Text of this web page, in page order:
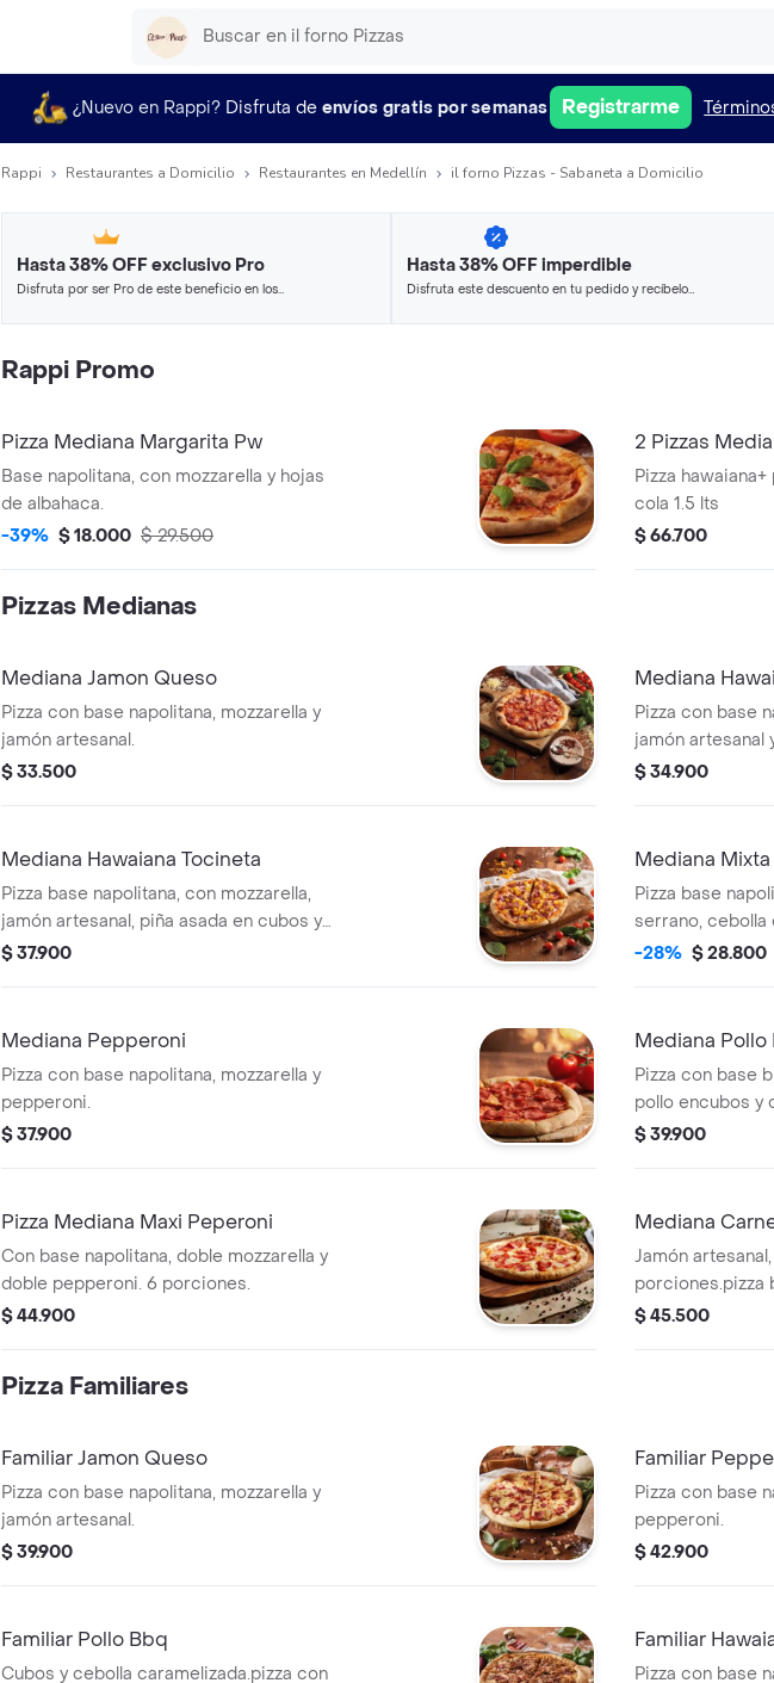
¿Nuevo en Rappi? Disfruta de envíos gratis por semanas Registrarme
Rappi Restaurantes a Domicilio Restaurantes en Medellín il forno Pizzas - Sabaneta a Domicilio
Hasta 38% OFF exclusivo Pro
Disfruta por ser Pro de este beneficio en los
Hasta 38% OFF imperdible
Disfruta este descuento en tu pedido y recíbelo
Rappi Promo
Pizza Mediana Margarita Pw
Base napolitana, con mozzarella y hojas
de albahaca.
-39% $ 18.000 $ 29.500
2 Pizzas
Pizza
cola 1.5 lts
$ 66.700
Pizzas Medianas
Mediana Jamon Queso
Pizza con base napolitana, mozzarella y
jamón artesanal.
$ 33.500
Mediana
Pizza con base
jamón artesanal
$ 34.900
Mediana Hawaiana Tocineta
Pizza base napolitana, con mozzarella,
jamón artesanal, piña asada en cubos y
tocineta.
$ 37.900
Mediana Mixta
Pizza base
serrano, cebolla
champiñones. 6
-28% $ 28.800
Mediana Pepperoni
Pizza con base napolitana, mozzarella y
pepperoni.
$ 37.900
Mediana Pollo
Pizza con base
pollo encubos y
$ 39.900
Pizza Mediana Maxi Peperoni
Con base napolitana, doble mozzarella y
doble pepperoni. 6 porciones.
$ 44.900
Mediana
Jamón
porciones.pizza
mozzarella,
$ 45.500
Pizza Familiares
Familiar Jamon Queso
Pizza con base napolitana, mozzarella y
jamón artesanal.
$ 39.900
Familiar
Pizza con base
pepperoni.
$ 42.900
Familiar Pollo Bbq
Cubos y cebolla caramelizada.pizza con
Familiar
Pizza con base